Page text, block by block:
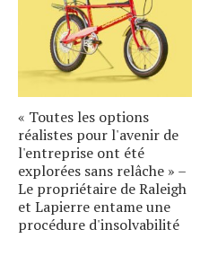
« Toutes les options
réalistes pour l'avenir de
l'entreprise ont été
explorées sans relâche » –
Le propriétaire de Raleigh
et Lapierre entame une
procédure d'insolvabilité